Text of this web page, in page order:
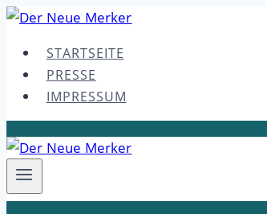
Skip
contentSTARTSEITE
PRESSE
IMPRESSUM